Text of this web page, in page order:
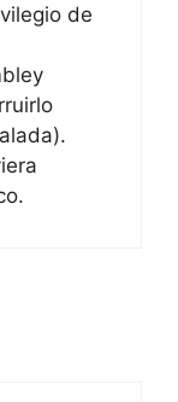
de